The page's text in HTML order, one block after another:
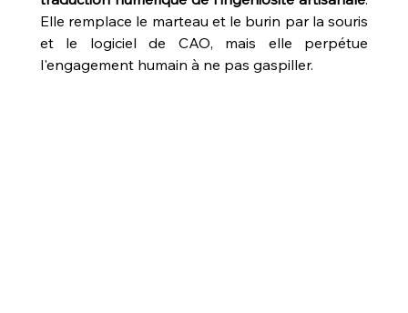
Elle remplace le marteau et le burin par la souris
et le logiciel de CAO, mais elle perpétue
l'engagement humain à ne pas gaspiller.